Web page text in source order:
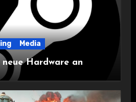
Media
Hardware an